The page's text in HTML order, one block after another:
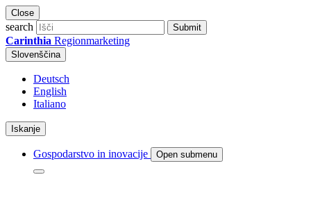
Close
search Submit
Carinthia Regionmarketing
Slovenščina
Deutsch
English
Italiano
Iskanje
Gospodarstvo in inovacije Open submenu